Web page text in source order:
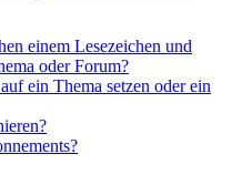
einem Lesezeichen und
oder Forum?
ein Thema setzen oder ein